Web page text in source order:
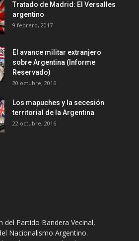
Tratado de Madrid: El Versalles
argentino
9 febrero, 2017
El avance militar extranjero
sobre Argentina (Informe
Reservado)
20 octubre, 2016
Los mapuches y la secesión
territorial de la Argentina
22 octubre, 2016
del Partido Bandera Vecinal,
Nacionalismo Argentino.